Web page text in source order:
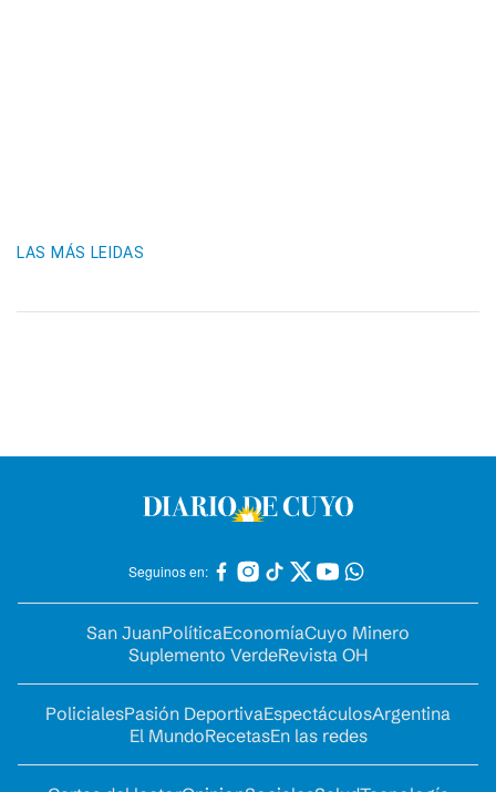
LAS MÁS LEIDAS
Seguinos en:
San JuanPolíticaEconomíaCuyo Minero
Suplemento VerdeRevista OH
PolicialesPasión DeportivaEspectáculosArgentina
El MundoRecetasEn las redes